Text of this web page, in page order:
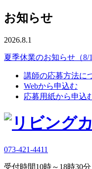
お知らせ
2026.8.1
夏季休業のお知らせ（8/
講師の応募方法に
Webから申込む
応募用紙から申込
073-421-4411
受付時間10時～18時30